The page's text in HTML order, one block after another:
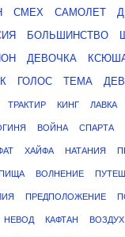
СМЕХ САМОЛЕТ
БОЛЬШИНСТВО
ДЕВОЧКА
ГОЛОС ТЕМА
ТРАКТИР КИНГ ЛАВКА
ВОЙНА СПАРТА
ХАЙФА НАТАНИЯ
ВОЛНЕНИЕ
ПРЕДПОЛОЖЕНИЕ
НЕВОД КАФТАН ВОЗДУХ